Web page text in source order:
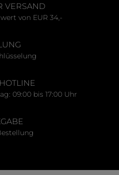
VERSAND
von EUR 34,-
09:00 bis 17:00 Uhr